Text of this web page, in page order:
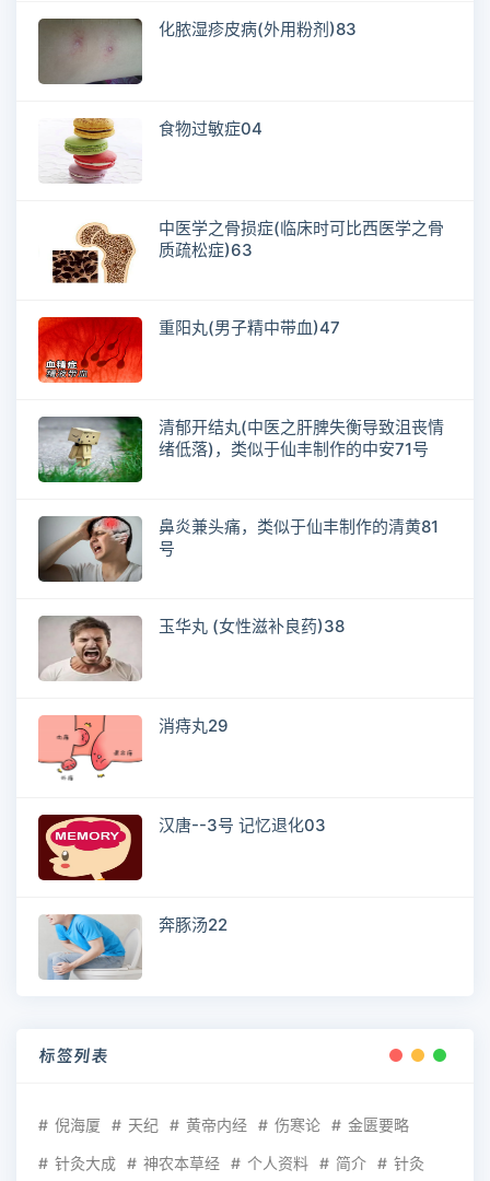
化脓湿疹皮病(外用粉剂)83
食物过敏症04
中医学之骨损症(临床时可比西医学之骨
质疏松症)63
重阳丸(男子精中带血)47
清郁开结丸(中医之肝脾失衡导致沮丧情
绪低落)，类似于仙丰制作的中安71号
鼻炎兼头痛，类似于仙丰制作的清黄81
号
玉华丸 (女性滋补良药)38
消痔丸29
汉唐--3号 记忆退化03
奔豚汤22
标签列表
倪海厦 天纪 黄帝内经 伤寒论 金匮要略
针灸大成 神农本草经 个人资料 简介 针灸